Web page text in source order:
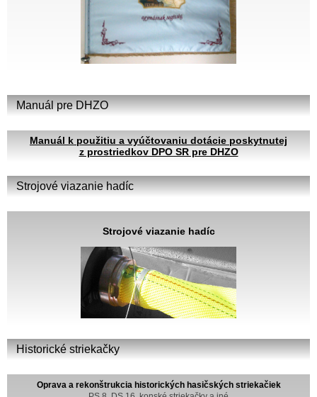
Manuál pre DHZO
Manuál k použitiu a vyúčtovaniu dotácie poskytnutej
z prostriedkov DPO SR pre DHZO
Strojové viazanie hadíc
Strojové viazanie hadíc
Historické striekačky
Oprava a rekonštrukcia historických hasičských striekačiek